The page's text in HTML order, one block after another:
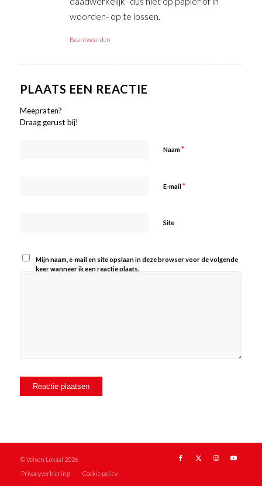
woorden- op te lossen.
Beantwoorden
PLAATS EEN REACTIE
Meepraten?
Draag gerust bij!
Naam*
E-mail *
Site
Mijn naam, e-mail en site opslaan in deze browser voor de volgende
keer wanneer ik een reactie plaats.
© Velsen Lokaal 2026
Privacyverklaring
Cookie policy